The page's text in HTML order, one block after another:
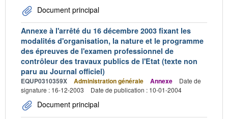
Document principal
Annexe à l'arrêté du 16 décembre 2003 fixant les
modalités d'organisation, la nature et le programme
des épreuves de l'examen professionnel de
contrôleur des travaux publics de l'Etat (texte non
paru au Journal officiel)
EQUP0310359X Administration générale Annexe
Date de
signature : 16-12-2003
Date de publication : 10-01-2004
Document principal